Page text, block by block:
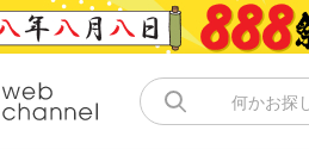
何かお探